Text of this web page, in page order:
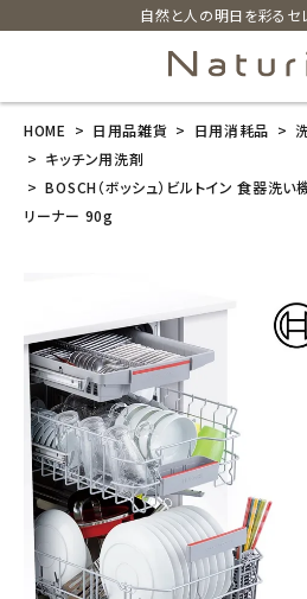
自然と人の明日を彩るセ
BOSCH（ボッ
シュ）ビルトイ
ン 食器洗い機
推奨品 食器洗
浄機用庫内ク
リーナー 90g
1,100 (税込)
HOME 日用品雑貨 日用消耗品
キッチン用洗剤
BOSCH（ボッシュ）ビルトイン 食器洗
リーナー 90g